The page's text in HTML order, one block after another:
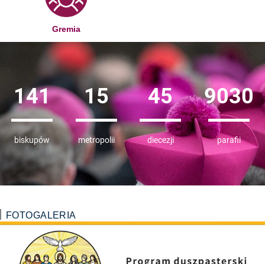
Gremia
141
biskupów
15
metropolii
45
diecezji
10352
parafii
FOTOGALERIA